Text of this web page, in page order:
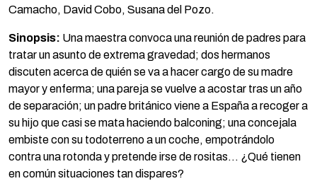
Camacho, David Cobo, Susana del Pozo.
Sinopsis: Una maestra convoca una reunión de padres para
tratar un asunto de extrema gravedad; dos hermanos
discuten acerca de quién se va a hacer cargo de su madre
mayor y enferma; una pareja se vuelve a acostar tras un año
de separación; un padre británico viene a España a recoger a
su hijo que casi se mata haciendo balconing; una concejala
embiste con su todoterreno a un coche, empotrándolo
contra una rotonda y pretende irse de rositas… ¿Qué tienen
en común situaciones tan dispares?